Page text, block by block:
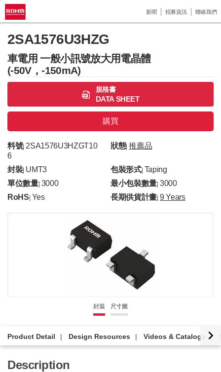
新聞 招募資訊 聯絡我們
2SA1576U3HZG
車電用 一般小訊號放大用電晶體
(-50V，-150mA)
規格書
DATA SHEET
購買
料號|2SA1576U3HZGT10
6
狀態|推薦品
封裝| UMT3 包裝形式| Taping
單位數量| 3000 最小包裝數量 |3000
RoHS Yes 長期供貨計畫 |9 Years
封裝 尺寸圖
Product Detail Design Resources Videos & Catalogs
Description